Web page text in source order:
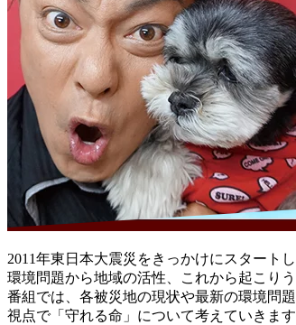
2011年東日本大震災をきっかけにスタート
環境問題から地域の活性、これから起こり
番組では、各被災地の現状や最新の環境問
視点で「守れる命」について考えていきます